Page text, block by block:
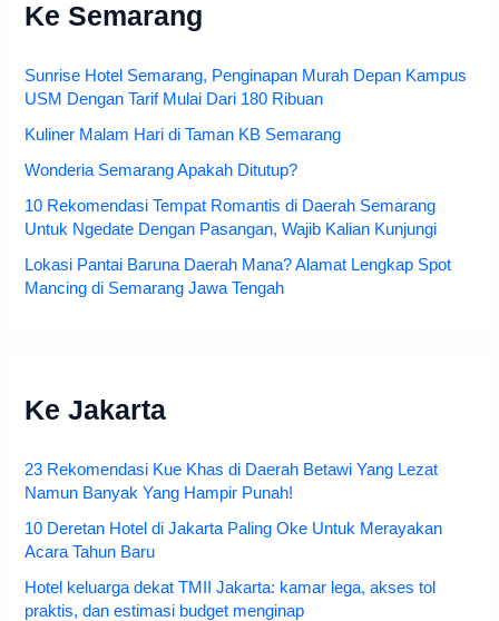
Ke Semarang
Sunrise Hotel Semarang, Penginapan Murah Depan Kampus
USM Dengan Tarif Mulai Dari 180 Ribuan
Kuliner Malam Hari di Taman KB Semarang
Wonderia Semarang Apakah Ditutup?
10 Rekomendasi Tempat Romantis di Daerah Semarang
Untuk Ngedate Dengan Pasangan, Wajib Kalian Kunjungi
Lokasi Pantai Baruna Daerah Mana? Alamat Lengkap Spot
Mancing di Semarang Jawa Tengah
Ke Jakarta
23 Rekomendasi Kue Khas di Daerah Betawi Yang Lezat
Namun Banyak Yang Hampir Punah!
10 Deretan Hotel di Jakarta Paling Oke Untuk Merayakan
Acara Tahun Baru
Hotel keluarga dekat TMII Jakarta: kamar lega, akses tol
praktis, dan estimasi budget menginap